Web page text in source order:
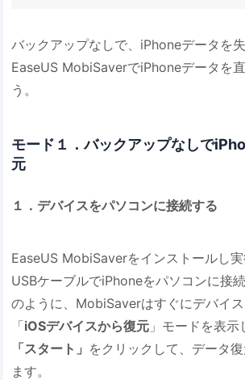
バックアップなしで、iPhoneデータを
EaseUS MobiSaverでiPhoneデータを
う。
モード１．バックアップなしで
元
１．デバイスをパソコンに接続する
EaseUS MobiSaverをインストールし実
USBケーブルでiPhoneをパソコンに接
のように、MobiSaverはすぐにデバイス
「iOSデバイスから復元 」モードを表示
「スタート」 をクリックして、データ
ます。